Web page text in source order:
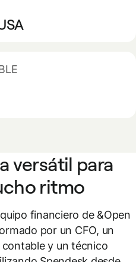
versátil para
ritmo
financiero de &Open
por un CFO, un
y un técnico